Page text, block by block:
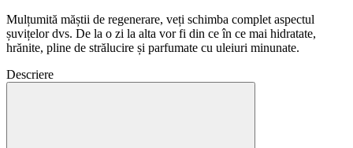
Mulțumită măștii de regenerare, veți schimba complet aspectul
șuvițelor dvs. De la o zi la alta vor fi din ce în ce mai hidratate,
hrănite, pline de strălucire și parfumate cu uleiuri minunate.
Descriere